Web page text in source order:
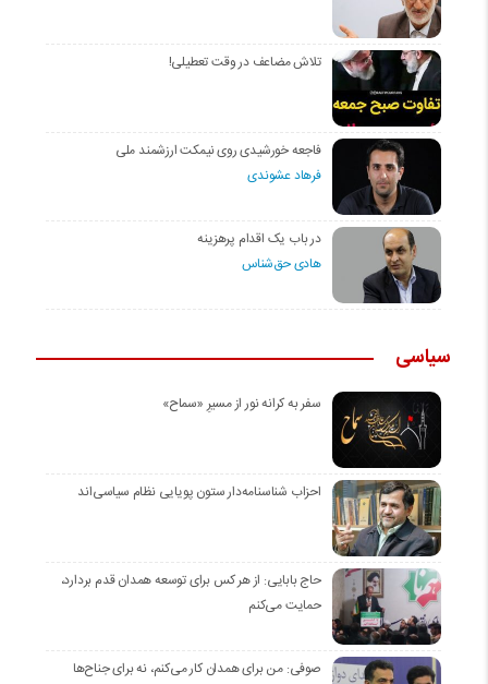
تلاش مضاعف در وقت تعطیلی!
فاجعه خورشیدی روی نیمکت ارزشمند ملی
فرهاد عشوندی
در باب یک اقدام پرهزینه
هادی حق‌شناس
سیاسی
سفر به کرانه‌ نور از مسیرِ «سماح»
احزاب شناسنامه‌دار ستون پویایی نظام سیاسی‌اند
حاج بابایی: از هر کس برای توسعه همدان قدم بردارد،
حمایت می‌کنم
صوفی: من برای همدان کار می‌کنم، نه برای جناح‌ها